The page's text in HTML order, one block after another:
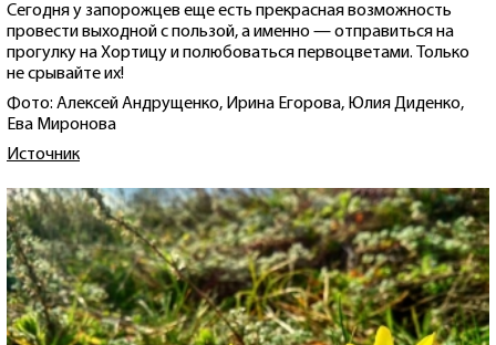
Сегодня у запорожцев еще есть прекрасная возможность
провести выходной с пользой, а именно — отправиться на
прогулку на Хортицу и полюбоваться первоцветами. Только
не срывайте их!
Фото: Алексей Андрущенко, Ирина Егорова, Юлия Диденко,
Ева Миронова
Источник